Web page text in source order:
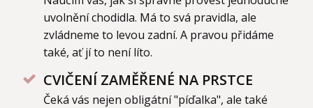
uvolnění chodidla. Má to svá pravidla, ale
zvládneme to levou zadní. A pravou přidáme
také, ať jí to není líto.
CVIČENÍ ZAMĚŘENÉ NA PRSTCE
Čeká vás nejen obligátní "píďalka", ale také